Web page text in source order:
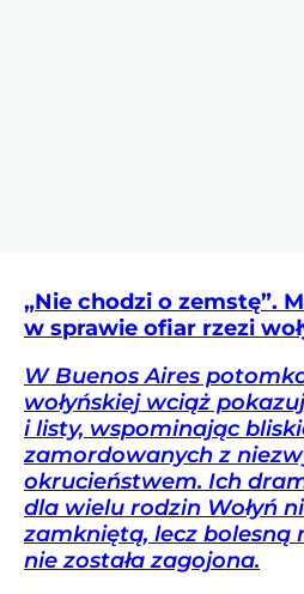
„Nie chodzi o zemstę”.
w sprawie ofiar rzezi
W Buenos Aires
wołyńskiej wciąż
i listy, wspominając
zamordowanych z
okrucieństwem. Ich
dla wielu rodzin Wołyń
zamkniętą, lecz bolesną
nie została zagojona.